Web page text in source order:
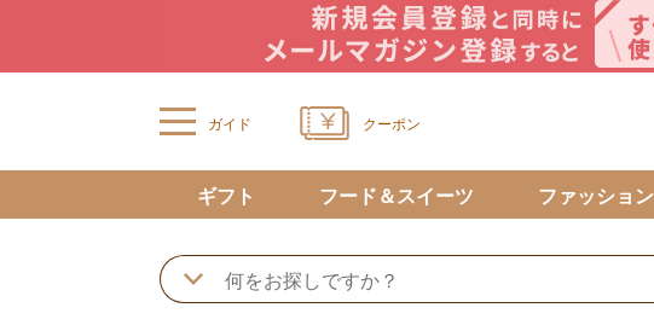
ガイド クーポン
ギフト フード＆スイーツ ファッション